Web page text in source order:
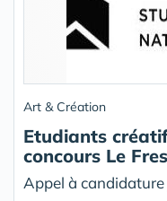
Art & Création
Etudiants
concours Le
Appel à